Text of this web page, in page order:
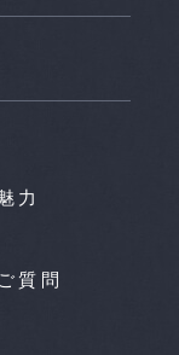
力
質問